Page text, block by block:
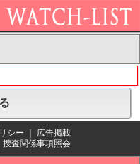
シー
広告掲載
捜査関係事項照会